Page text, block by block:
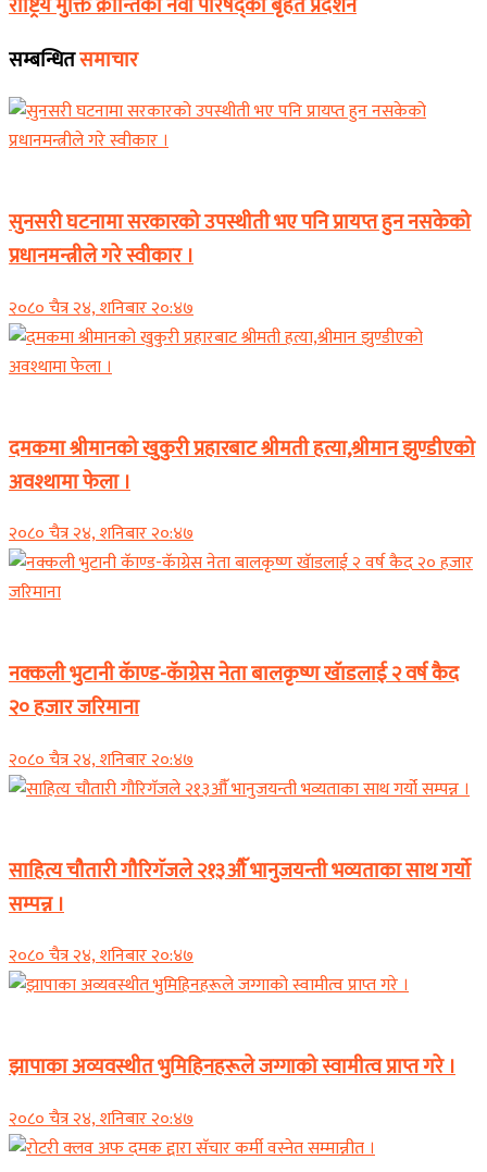
सम्बन्धितसमाचार
सुनसरी घटनामा सरकारको उपस्थीती भए पनि प्रायप्त हुन नसकेको
प्रधानमन्त्रीले गरे स्वीकार ।
२०८० चैत्र २४, शनिबार २०:४७
दमकमा श्रीमानको खुकुरी प्रहारबाट श्रीमती हत्या,श्रीमान झुण्डीएको
अवश्थामा फेला ।
२०८० चैत्र २४, शनिबार २०:४७
नक्कली भुटानी कॅाण्ड-कॅाग्रेस नेता बालकृष्ण खॅाडलाई २ वर्ष कैद
२० हजार जरिमाना
२०८० चैत्र २४, शनिबार २०:४७
साहित्य चौतारी गौरिगॅजले २१३औॅ भानुजयन्ती भव्यताका साथ गर्यो
सम्पन्न ।
२०८० चैत्र २४, शनिबार २०:४७
झापाका अव्यवस्थीत भुमिहिनहरूले जग्गाको स्वामीत्व प्राप्त गरे ।
२०८० चैत्र २४, शनिबार २०:४७